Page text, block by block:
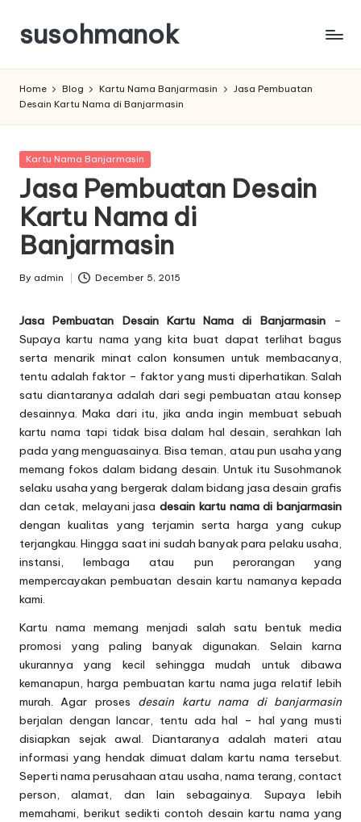
Skip
content
susohmanok
Home Blog Kartu Nama Banjarmasin
Jasa Pembuatan
Desain Kartu Nama di Banjarmasin
Posted
Kartu Nama Banjarmasin
Jasa Pembuatan Desain
Kartu Nama di
Banjarmasin
Posted
By admin December 5, 2015
Jasa Pembuatan Desain Kartu Nama di Banjarmasin–
Supayakartu nama yang kita buat dapat terlihat bagus
serta menarik minat calon konsumen untuk membacanya,
tentu adalah faktor – faktor yang musti diperhatikan. Salah
satu diantaranya adalah dari segi pembuatan atau konsep
desainnya. Maka dari itu, jika anda ingin membuat sebuah
kartu nama tapi tidak bisa dalam hal desain, serahkan lah
pada yang menguasainya. Bisa teman, atau pun usaha yang
memang fokos dalam bidang desain. Untuk itu Susohmanok
selaku usaha yang bergerak dalam bidang jasa desain grafis
dan cetak, melayani jasa desain kartu nama di banjarmasin
dengan kualitas yang terjamin serta harga yang cukup
terjangkau. Hingga saat ini sudah banyak para pelaku usaha,
instansi, lembaga atau pun perorangan yang
mempercayakan pembuatan desain kartu namanya kepada
kami.
Kartu nama memang menjadi salah satu bentuk media
promosi yang paling banyak digunakan. Selain karna
ukurannya yang kecil sehingga mudah untuk dibawa
kemanapun, harga pembuatan kartu nama juga relatif lebih
murah. Agar proses desain kartu nama di banjarmasin
berjalan dengan lancar, tentu ada hal – hal yang musti
disiapkan sejak awal. Diantaranya adalah materi atau
informasi yang hendak dimuat dalam kartu nama tersebut.
Seperti nama perusahaan atau usaha, nama terang, contact
person, alamat, dan lain sebagainya. Supaya lebih
memahami, berikut sedikti contoh desain kartu nama yang